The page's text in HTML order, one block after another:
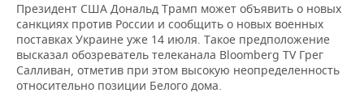
ONLINE-КОНФЕРЕНЦИИ
ОТКРЫТАЯ ЛЕКЦИЯ
ХОККЕЙ
БАСКЕТБОЛ
ВЛАСТЬ
ИНФРАСТРУКТУРА
СЮЖЕТЫ
СПРАВОЧНИК
Президент США Дональд Трамп может объявить о новых
санкциях против России и сообщить о новых военных
поставках Украине уже 14 июля. Такое предположение
высказал обозреватель телеканала Bloomberg TV Грег
Салливан, отметив при этом высокую неопределенность
относительно позиции Белого дома.